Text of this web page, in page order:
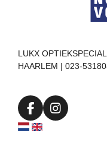
LUKX
HAARLEM | 023-
F
a
I